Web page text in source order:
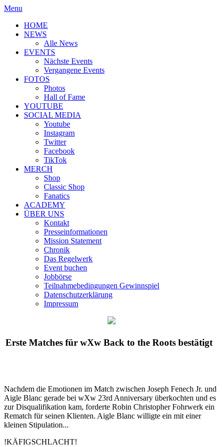
Menu
HOME
NEWS
Alle News
EVENTS
Nächste Events
Vergangene Events
FOTOS
Photos
Hall of Fame
YOUTUBE
SOCIAL MEDIA
Youtube
Instagram
Twitter
Facebook
TikTok
MERCH
Shop
Classic Shop
Fanatics
ACADEMY
ÜBER UNS
Kontakt
Presseinformationen
Mission Statement
Chronik
Das Regelwerk
Event buchen
Jobbörse
Teilnahmebedingungen Gewinnspiel
Datenschutzerklärung
Impressum
Erste Matches für wXw Back to the Roots bestätigt
Nachdem die Emotionen im Match zwischen Joseph Fenech Jr. und
Aigle Blanc gerade bei wXw 23rd Anniversary überkochten und es
zur Disqualifikation kam, forderte Robin Christopher Fohrwerk ein
Rematch für seinen Klienten. Aigle Blanc willigte ein mit einer
kleinen Stipulation...
!KÄFIGSCHLACHT!